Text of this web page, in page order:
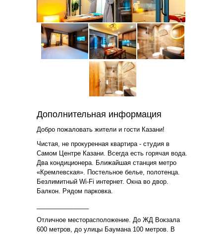
Дополнительная информация
Добро пожаловать жители и гости Казани!
Чистая, не прокуренная квартира - студия в
Самом Центре Казани. Всегда есть горячая вода.
Два кондиционера. Ближайшая станция метро
«Кремлевская». Постельное белье, полотенца.
Безлимитный Wi-Fi интернет. Окна во двор.
Балкон. Рядом парковка.
Отличное месторасположение. До ЖД Вокзала
600 метров, до улицы Баумана 100 метров. В